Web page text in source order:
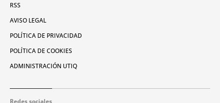
RSS
AVISO LEGAL
POLÍTICA DE PRIVACIDAD
POLÍTICA DE COOKIES
ADMINISTRACIÓN UTIQ
Redes sociales